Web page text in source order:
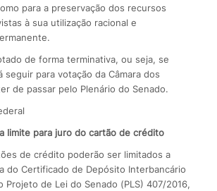
para a preservação dos recursos
à sua utilização racional e
de forma terminativa, ou seja, se
seguir para votação da Câmara dos
de passar pelo Plenário do Senado.
limite para juro do cartão de crédito
de crédito poderão ser limitados a
do Certificado de Depósito Interbancário
Projeto de Lei do Senado (PLS) 407/2016,